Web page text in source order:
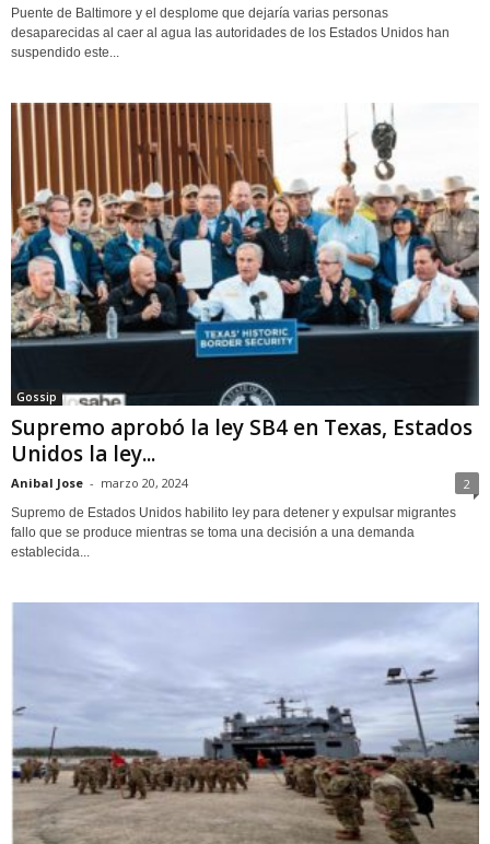
Puente de Baltimore y el desplome que dejaría varias personas
desaparecidas al caer al agua las autoridades de los Estados Unidos han
suspendido este...
Gossip
Supremo aprobó la ley SB4 en Texas, Estados
Unidos la ley...
Anibal Jose - marzo 20, 2024 2
Supremo de Estados Unidos habilito ley para detener y expulsar migrantes
fallo que se produce mientras se toma una decisión a una demanda
establecida...